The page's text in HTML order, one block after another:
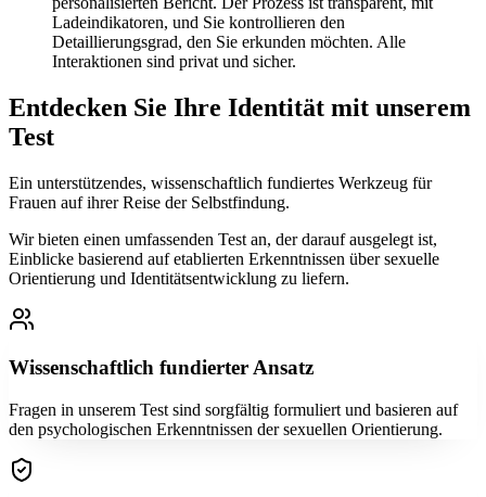
Ladeindikatoren, und Sie kontrollieren den
Detaillierungsgrad, den Sie erkunden möchten. Alle
Interaktionen sind privat und sicher.
Entdecken Sie Ihre Identität mit unserem
Test
Ein unterstützendes, wissenschaftlich fundiertes Werkzeug für
Frauen auf ihrer Reise der Selbstfindung.
Wir bieten einen umfassenden Test an, der darauf ausgelegt ist,
Einblicke basierend auf etablierten Erkenntnissen über sexuelle
Orientierung und Identitätsentwicklung zu liefern.
Wissenschaftlich fundierter Ansatz
Fragen in unserem Test sind sorgfältig formuliert und basieren auf
den psychologischen Erkenntnissen der sexuellen Orientierung.